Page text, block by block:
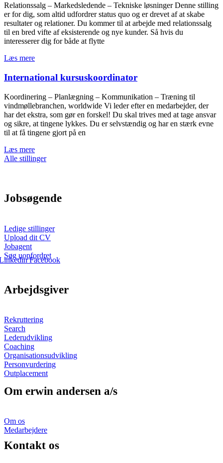
Relationssalg – Markedsledende – Tekniske løsninger Denne stilling
er for dig, som altid udfordrer status quo og er drevet af at skabe
resultater og relationer. Du kommer til at arbejde med relationssalg
til en bred vifte af eksisterende og nye kunder. Så hvis du
interesserer dig for både at flytte
Læs mere
International kursuskoordinator
Koordinering – Planlægning – Kommunikation – Træning til
vindmøllebranchen, worldwide Vi leder efter en medarbejder, der
har det ekstra, som gør en forskel! Du skal trives med at tage ansvar
og sikre, at tingene lykkes. Du er selvstændig og har en stærk evne
til at få tingene gjort på en
Læs mere
Alle stillinger
Jobsøgende
Ledige stillinger
Upload dit CV
Jobagent
Søg uopfordret
Facebook
Arbejdsgiver
Rekruttering
Search
Lederudvikling
Coaching
Organisationsudvikling
Personvurdering
Outplacement
Om erwin andersen a/s
Om os
Medarbejdere
Kontakt os